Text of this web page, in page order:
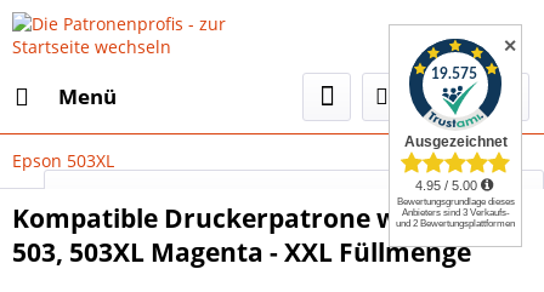
Menü
Select Language▼
Epson 503XL
Kompatible Druckerpatrone wie Epson
503, 503XL Magenta - XXL Füllmenge
✕